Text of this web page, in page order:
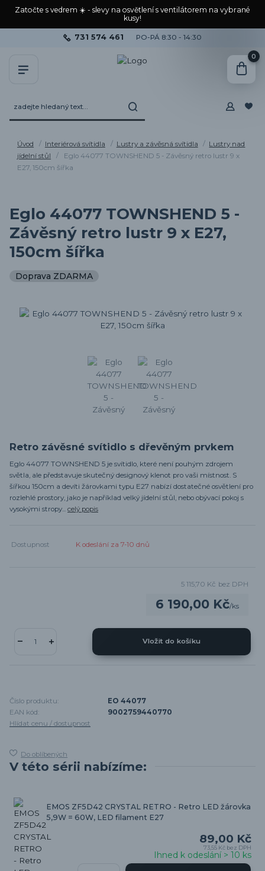
Zatočte s vedrem ☀️ - slevy na osvětlení s ventilátorem na vybrané
kusy!
731 574 461 PO-PÁ 8:30 - 14:30
0
Úvod Interiérová svítidla Lustry a závěsná svítidla
Lustry nad
jídelní stůl
Eglo 44077 TOWNSHEND 5 - Závěsný retro lustr 9 x
E27, 150cm šířka
Eglo 44077 TOWNSHEND 5 -
Závěsný retro lustr 9 x E27,
150cm šířka
Doprava ZDARMA
Retro závěsné svítidlo s dřevěným prvkem
Eglo 44077 TOWNSHEND 5 je svítidlo, které není pouhým zdrojem
světla, ale představuje skutečný designový klenot pro vaši místnost. S
šířkou 150cm a devíti žárovkami typu E27 nabízí dostatečné osvětlení pro
rozlehlé prostory, jako je například velký jídelní stůl, nebo obývací pokoj s
vysokými stropy... celý popis
Dostupnost K odeslání za 7-10 dnů
6 190,00 Kč/ks
5 115,70 Kč bez DPH
Vložit do košíku
Číslo produktu:
EO 44077
EAN kód:
9002759440770
Hlídat cenu / dostupnost
Do oblíbených
V této sérii nabízíme:
EMOS ZF5D42 CRYSTAL RETRO - Retro LED žárovka
5,9W = 60W, LED filament E27
89,00 Kč
73,55 Kč bez DPH
Ihned k odeslání > 10 ks